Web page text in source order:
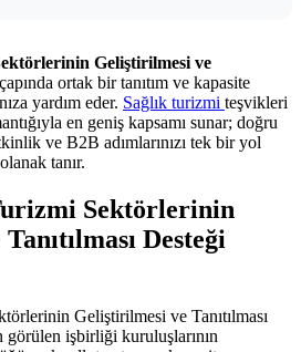
Geliştirilmesi ve
ortak bir tanıtım ve kapasite
yardım eder. Sağlık turizmi teşvikleri
en geniş kapsamı sunar; doğru
ve B2B adımlarınızı tek bir yol
tanır.
Sektörlerinin
Desteği
Geliştirilmesi ve Tanıtılması
işbirliği kuruluşlarının